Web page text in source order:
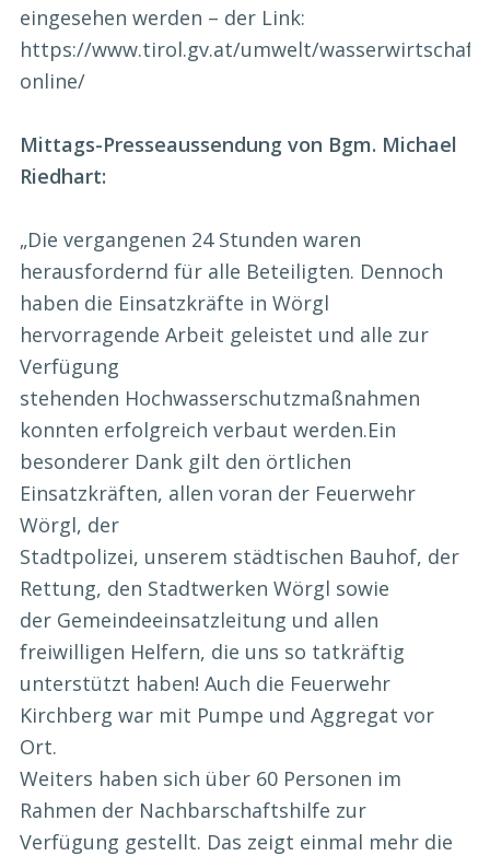
eingesehen werden – der Link:
https://www.tirol.gv.at/umwelt/
online/
Mittags-Presseaussendung von Bgm. Michael
Riedhart:
„Die vergangenen 24 Stunden waren
herausfordernd für alle Beteiligten. Dennoch
haben die Einsatzkräfte in Wörgl
hervorragende Arbeit geleistet und alle zur
Verfügung
stehenden Hochwasserschutzmaßnahmen
konnten erfolgreich verbaut werden.Ein
besonderer Dank gilt den örtlichen
Einsatzkräften, allen voran der Feuerwehr
Wörgl, der
Stadtpolizei, unserem städtischen Bauhof, der
Rettung, den Stadtwerken Wörgl sowie
der Gemeindeeinsatzleitung und allen
freiwilligen Helfern, die uns so tatkräftig
unterstützt haben! Auch die Feuerwehr
Kirchberg war mit Pumpe und Aggregat vor
Ort.
Weiters haben sich über 60 Personen im
Rahmen der Nachbarschaftshilfe zur
Verfügung gestellt. Das zeigt einmal mehr die